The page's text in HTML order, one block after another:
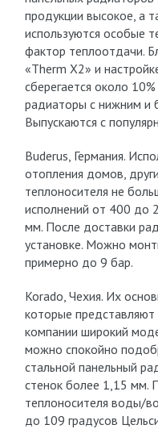
продукции высокое, а
используются особые
фактор теплоотдачи.
«Therm X2» и
сберегается около
радиаторы с нижним и
Выпускаются с
Buderus, Германия.
отопления домов,
теплоносителя не
исполнений от 400
мм. После доставки
установке. Можно
примерно до 9 бар.
Korado, Чехия. Их
которые
компании широкий
можно спокойно
стальной панельный
стенок более 1,15 мм.
теплоносителя воды/
до 109 градусов